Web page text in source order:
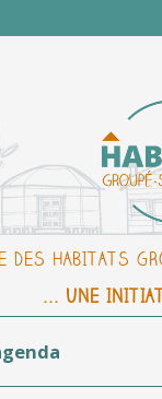
DES HABITATS
... UNE